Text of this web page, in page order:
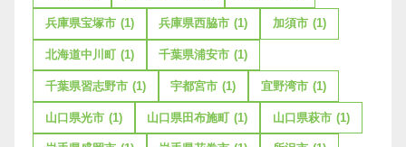
兵庫県宝塚市 (1) 兵庫県西脇市 (1) 加須市 (1)
北海道中川町 (1) 千葉県浦安市 (1)
千葉県習志野市 (1) 宇都宮市 (1) 宜野湾市 (1)
山口県光市 (1) 山口県田布施町 (1) 山口県萩市 (1)